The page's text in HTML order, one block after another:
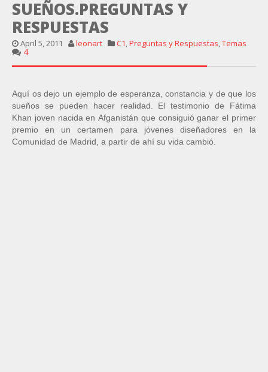
SUEÑOS.PREGUNTAS Y
RESPUESTAS
April 5, 2011 leonart C1,Preguntas y Respuestas,Temas
4
Aquí os dejo un ejemplo de esperanza, constancia y de que los
sueños se pueden hacer realidad. El testimonio de Fátima
Khan joven nacida en Afganistán que consiguió ganar el primer
premio en un certamen para jóvenes diseñadores en la
Comunidad de Madrid, a partir de ahí su vida cambió.